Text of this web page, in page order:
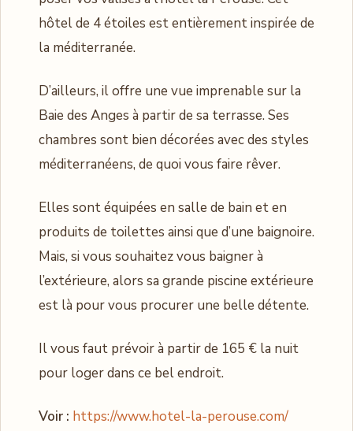
hôtel de 4 étoiles est entièrement inspirée de
la méditerranée.
D’ailleurs, il offre une vue imprenable sur la
Baie des Anges à partir de sa terrasse. Ses
chambres sont bien décorées avec des styles
méditerranéens, de quoi vous faire rêver.
Elles sont équipées en salle de bain et en
produits de toilettes ainsi que d’une baignoire.
Mais, si vous souhaitez vous baigner à
l’extérieure, alors sa grande piscine extérieure
est là pour vous procurer une belle détente.
Il vous faut prévoir à partir de 165 € la nuit
pour loger dans ce bel endroit.
Voir : https://www.hotel-la-perouse.com/